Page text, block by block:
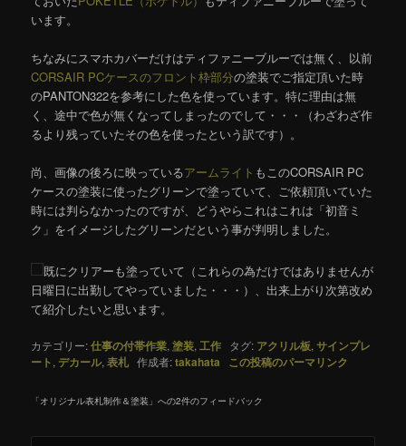
います。
ちなみにスマホカバーだけはティファニーブルーでは無く、以前
CORSAIR PCケースのフロント枠部分の塗装でご指定頂いた時
のPANTON322を参考にした色を使っています。特に理由は無
く、途中で色が無くなってしまったのでして・・・（わざわざ作
るより残っていたその色を使ったという訳です）。
尚、画像の後ろに映っているアームライト もこのCORSAIR PC
ケースの塗装に使ったグリーンで塗っていて、ご依頼頂いていた
時には判らなかったのですが、どうやらこれはこれは「初音ミ
ク」をイメージしたグリーンだという事が判明しました。
既にクリアーも塗っていて（これらの為だけではありませんが
日曜日に出勤してやっていました・・・）、出来上がり次第改め
て紹介したいと思います。
カテゴリー:仕事の付帯作業,塗装, 工作 タグ: アクリル板,サインプレ
ート, デカール,表札作成者:takahata この投稿のパーマリンク
「オリジナル表札制作＆塗装 」への2件のフィードバック